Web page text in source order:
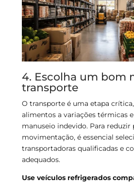
4. Escolha um bom
transporte
O transporte é uma etapa
alimentos a variações térmicas
manuseio indevido. Para reduzir
movimentação, é essencial
transportadoras qualificadas e
adequados.
Use veículos refrigerados